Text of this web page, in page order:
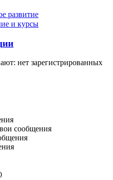
развитие
и курсы
нет зарегистрированных
сообщения